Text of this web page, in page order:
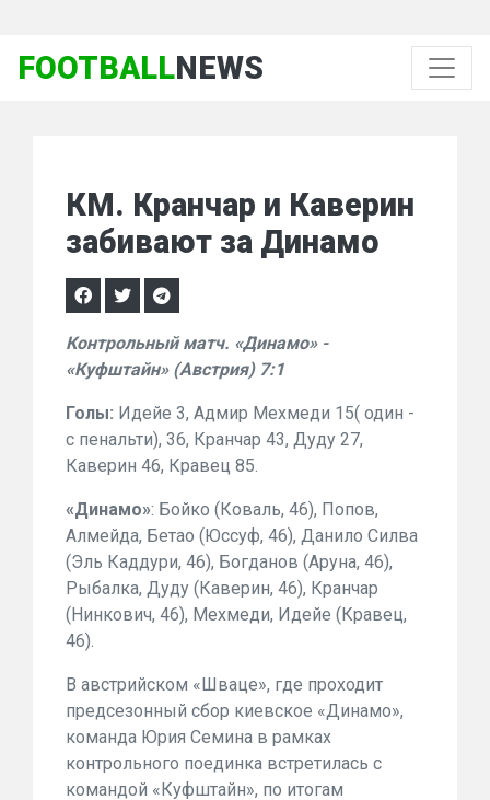
FOOTBALLNEWS
КМ. Кранчар и Каверин
забивают за Динамо
Контрольный матч. «Динамо» -
«Куфштайн» (Австрия) 7:1
Голы: Идейе 3, Адмир Мехмеди 15( один -
с пенальти), 36, Кранчар 43, Дуду 27,
Каверин 46, Кравец 85.
«Динамо»: Бойко (Коваль, 46), Попов,
Алмейда, Бетао (Юссуф, 46), Данило Силва
(Эль Каддури, 46), Богданов (Аруна, 46),
Рыбалка, Дуду (Каверин, 46), Кранчар
(Нинкович, 46), Мехмеди, Идейе (Кравец,
46).
В австрийском «Шваце», где проходит
предсезонный сбор киевское «Динамо»,
команда Юрия Семина в рамках
контрольного поединка встретилась с
командой «Куфштайн», по итогам